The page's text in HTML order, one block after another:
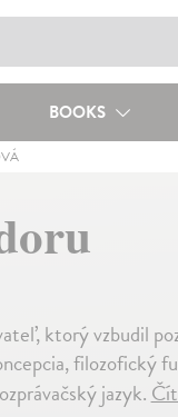
BOOKS
ktorý vzbudil
filozofický
jazyk.